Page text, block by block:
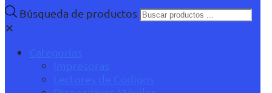
Búsqueda de productos
✕
Categorías
Impresoras
Lectores de Códigos